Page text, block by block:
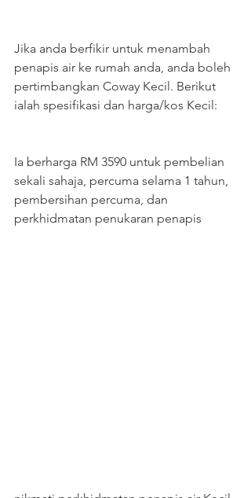
Jika anda berfikir untuk menambah
penapis air ke rumah anda, anda boleh
pertimbangkan Coway Kecil. Berikut
ialah spesifikasi dan harga/kos Kecil:
Ia berharga RM 3590 untuk pembelian
sekali sahaja, percuma selama 1 tahun,
pembersihan percuma, dan
perkhidmatan penukaran penapis